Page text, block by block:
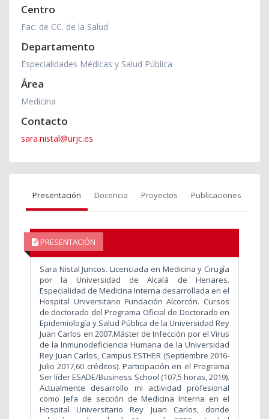
Centro
Fac. de CC. de la Salud
Departamento
Especialidades Médicas y Salud Pública
Área
Medicina
Contacto
sara.nistal@urjc.es
Presentación Docencia Proyectos Publicaciones
PRESENTACIÓN
Sara Nistal Juncos. Licenciada en Medicina y Cirugía
por la Universidad de Alcalá de Henares.
Especialidad de Medicina Interna desarrollada en el
Hospital Universitario Fundación Alcorcón. Cursos
de doctorado del Programa Oficial de Doctorado en
Epidemiología y Salud Pública de la Universidad Rey
Juan Carlos en 2007.Máster de Infección por el Virus
de la Inmunodeficiencia Humana de la Universidad
Rey Juan Carlos, Campus ESTHER (Septiembre 2016-
Julio 2017,60 créditos). Participación en el Programa
Ser líder ESADE/Business School (107,5 horas, 2019).
Actualmente desarrollo mi actividad profesional
como Jefa de sección de Medicina Interna en el
Hospital Universitario Rey Juan Carlos, donde